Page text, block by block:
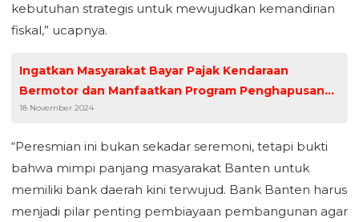
kebutuhan strategis untuk mewujudkan kemandirian
fiskal,” ucapnya.
Ingatkan Masyarakat Bayar Pajak Kendaraan
Bermotor dan Manfaatkan Program Penghapusan
Denda Jasa Raharja Serpong Bersama Bapenda dan
18 November 2024
“Peresmian ini bukan sekadar seremoni, tetapi bukti
bahwa mimpi panjang masyarakat Banten untuk
memiliki bank daerah kini terwujud. Bank Banten harus
menjadi pilar penting pembiayaan pembangunan agar